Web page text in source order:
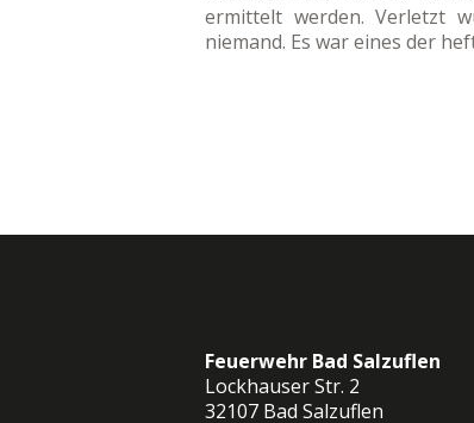
ermittelt werden. Verletzt
niemand. Es war eines der
Feuerwehr Bad Salzuflen
Lockhauser Str. 2
32107 Bad Salzuflen